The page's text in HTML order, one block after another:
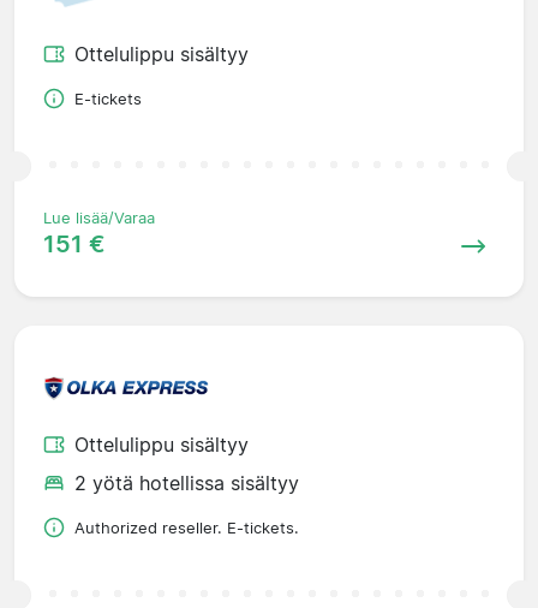
Ottelulippu sisältyy
E-tickets
Lue lisää/Varaa
151 €
Ottelulippu sisältyy
2 yötä hotellissa sisältyy
Authorized reseller. E-tickets.